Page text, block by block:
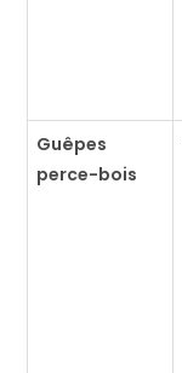
Guêpes
perce-bois